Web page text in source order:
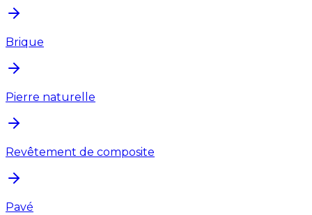
Brique
Pierre naturelle
Revêtement de composite
Pavé